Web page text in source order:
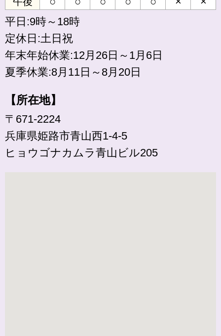
平日:9時～18時
定休日:土日祝
年末年始休業:12月26日～1月6日
夏季休業:8月11日～8月20日
【所在地】
〒671-2224
兵庫県姫路市青山西1-4-5
ヒョウゴナカムラ青山ビル205